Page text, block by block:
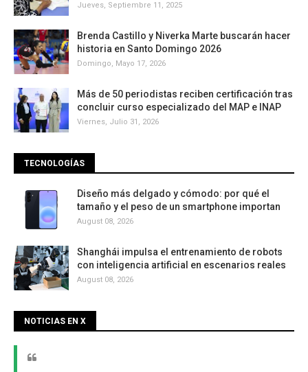
Jueves, Septiembre 11, 2025
Brenda Castillo y Niverka Marte buscarán hacer
historia en Santo Domingo 2026
Domingo, Mayo 17, 2026
Más de 50 periodistas reciben certificación tras
concluir curso especializado del MAP e INAP
Viernes, Julio 31, 2026
TECNOLOGÍAS
Diseño más delgado y cómodo: por qué el
tamaño y el peso de un smartphone importan
August 08, 2026
Shanghái impulsa el entrenamiento de robots
con inteligencia artificial en escenarios reales
August 08, 2026
NOTICIAS EN X